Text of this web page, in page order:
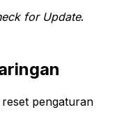
for Update.
pengaturan